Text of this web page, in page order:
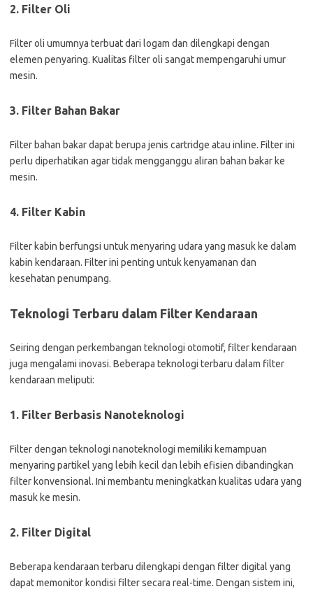
2. Filter Oli
Filter oli umumnya terbuat dari logam dan dilengkapi dengan
elemen penyaring. Kualitas filter oli sangat mempengaruhi umur
mesin.
3. Filter Bahan Bakar
Filter bahan bakar dapat berupa jenis cartridge atau inline. Filter ini
perlu diperhatikan agar tidak mengganggu aliran bahan bakar ke
mesin.
4. Filter Kabin
Filter kabin berfungsi untuk menyaring udara yang masuk ke dalam
kabin kendaraan. Filter ini penting untuk kenyamanan dan
kesehatan penumpang.
Teknologi Terbaru dalam Filter Kendaraan
Seiring dengan perkembangan teknologi otomotif, filter kendaraan
juga mengalami inovasi. Beberapa teknologi terbaru dalam filter
kendaraan meliputi:
1. Filter Berbasis Nanoteknologi
Filter dengan teknologi nanoteknologi memiliki kemampuan
menyaring partikel yang lebih kecil dan lebih efisien dibandingkan
filter konvensional. Ini membantu meningkatkan kualitas udara yang
masuk ke mesin.
2. Filter Digital
Beberapa kendaraan terbaru dilengkapi dengan filter digital yang
dapat memonitor kondisi filter secara real-time. Dengan sistem ini,